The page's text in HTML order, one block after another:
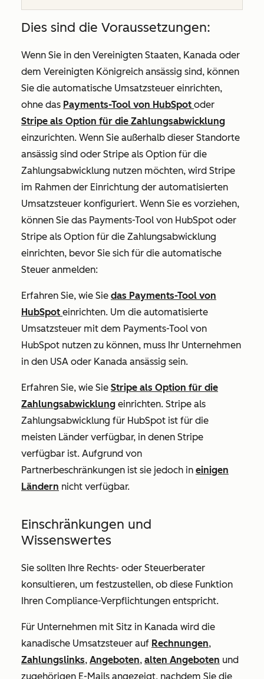
Dies sind die Voraussetzungen:
Wenn Sie in den Vereinigten Staaten, Kanada oder
dem Vereinigten Königreich ansässig sind, können
Sie die automatische Umsatzsteuer einrichten,
ohne das Payments-Tool von HubSpot oder
Stripe als Option für die Zahlungsabwicklung
einzurichten. Wenn Sie außerhalb dieser Standorte
ansässig sind oder Stripe als Option für die
Zahlungsabwicklung nutzen möchten, wird Stripe
im Rahmen der Einrichtung der automatisierten
Umsatzsteuer konfiguriert. Wenn Sie es vorziehen,
können Sie das Payments-Tool von HubSpot oder
Stripe als Option für die Zahlungsabwicklung
einrichten, bevor Sie sich für die automatische
Steuer anmelden:
Erfahren Sie, wie Sie das Payments-Tool von
HubSpot einrichten. Um die automatisierte
Umsatzsteuer mit dem Payments-Tool von
HubSpot nutzen zu können, muss Ihr Unternehmen
in den USA oder Kanada ansässig sein.
Erfahren Sie, wie Sie Stripe als Option für die
Zahlungsabwicklung einrichten. Stripe als
Zahlungsabwicklung für HubSpot ist für die
meisten Länder verfügbar, in denen Stripe
verfügbar ist. Aufgrund von
Partnerbeschränkungen ist sie jedoch in einigen
Ländern nicht verfügbar.
Einschränkungen und
Wissenswertes
Sie sollten Ihre Rechts- oder Steuerberater
konsultieren, um festzustellen, ob diese Funktion
Ihren Compliance-Verpflichtungen entspricht.
Für Unternehmen mit Sitz in Kanada wird die
kanadische Umsatzsteuer auf Rechnungen,
Zahlungslinks, Angeboten, alten Angeboten und
zugehörigen E-Mails angezeigt, nachdem Sie die